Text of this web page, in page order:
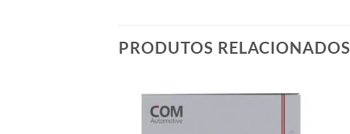
PRODUTOS RELACIONADOS